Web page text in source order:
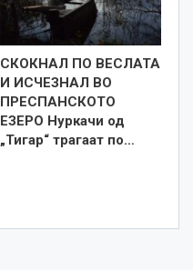
СКОКНАЛ ПО ВЕСЛАТА
И ИСЧЕЗНАЛ ВО
ПРЕСПАНСКОТО
ЕЗЕРО Нуркачи од
„Тигар“ трагаат по…